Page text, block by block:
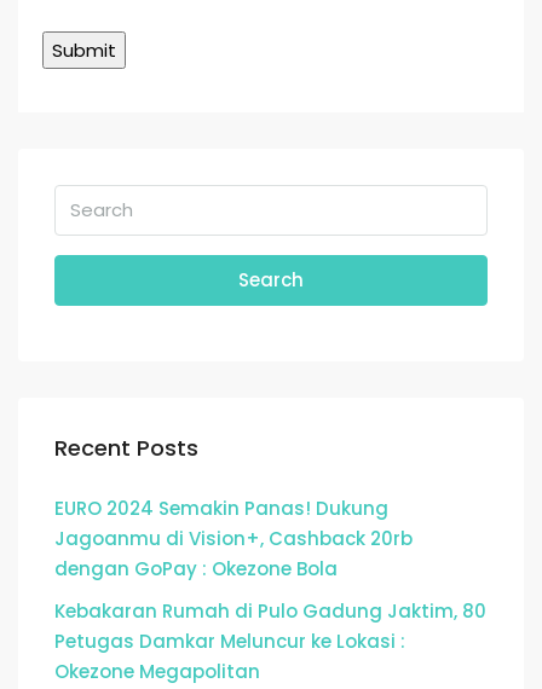
Search
Recent Posts
EURO 2024 Semakin Panas! Dukung
Jagoanmu di Vision+, Cashback 20rb
dengan GoPay : Okezone Bola
Kebakaran Rumah di Pulo Gadung Jaktim, 80
Petugas Damkar Meluncur ke Lokasi :
Okezone Megapolitan